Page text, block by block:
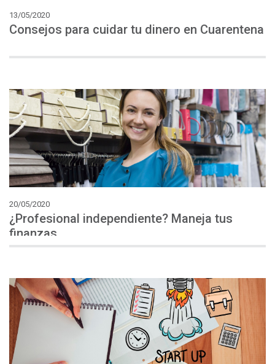
13/05/2020
Consejos para cuidar tu dinero en Cuarentena
20/05/2020
¿Profesional independiente? Maneja tus
finanzas